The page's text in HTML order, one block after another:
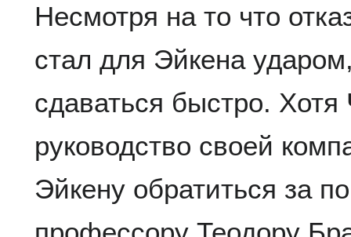
Несмотря на то что
стал для Эйкена
сдаваться быстро.
руководство своей
Эйкену обратиться за